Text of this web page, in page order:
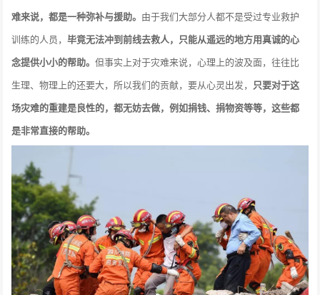
难来说，都是一种弥补与援助。 由于我们大部分人都不是受过专业救护
训练的人员，毕竟无法冲到前线去救人，只能从遥远的地方用真诚的心
念提供小小的帮助。但事实上对于灾难来说，心理上的波及面，往往比
生理、物理上的还要大，所以我们的贡献，要从心灵出发， 只要对于这
场灾难的重建是良性的，都无妨去做，例如捐钱、捐物资等等，这些都
是非常直接的帮助。